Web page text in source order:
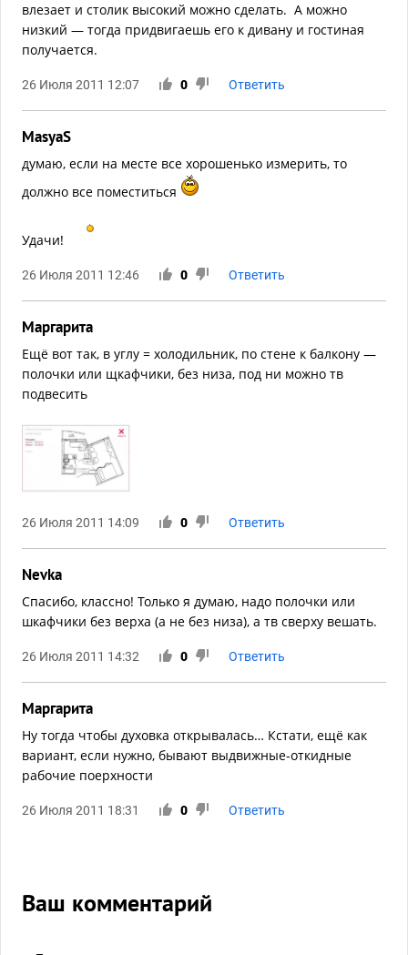
влезает и столик высокий можно сделать. А можно
низкий — тогда придвигаешь его к дивану и гостиная
получается.
26 Июля 2011 12:07 0 Ответить
MasyaS
думаю, если на месте все хорошенько измерить, то
должно все поместиться
Удачи!
26 Июля 2011 12:46 0 Ответить
Маргарита
Ещё вот так, в углу = холодильник, по стене к балкону —
полочки или щкафчики, без низа, под ни можно тв
подвесить
26 Июля 2011 14:09 0 Ответить
Nevka
Спасибо, классно! Только я думаю, надо полочки или
шкафчики без верха (а не без низа), а тв сверху вешать.
26 Июля 2011 14:32 0 Ответить
Маргарита
Ну тогда чтобы духовка открывалась… Кстати, ещё как
вариант, если нужно, бывают выдвижные-откидные
рабочие поерхности
26 Июля 2011 18:31 0 Ответить
Ваш комментарий